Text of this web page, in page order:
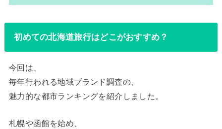
初めての北海道旅行はどこがおすすめ？
今回は、
毎年行われる地域ブランド調査の、
魅力的な都市ランキングを紹介しました。
札幌や函館を始め、